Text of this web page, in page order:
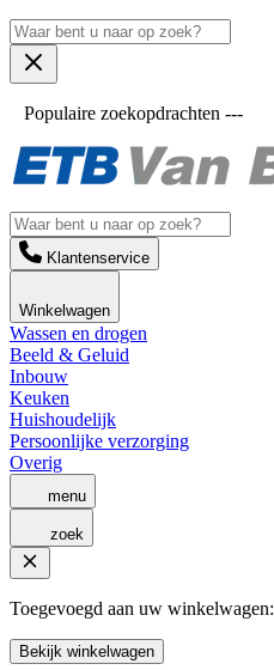
Populaire zoekopdrachten ---
Klantenservice
Winkelwagen
Wassen en drogen
Beeld & Geluid
Inbouw
Keuken
Huishoudelijk
Persoonlijke verzorging
Overig
menu
zoek
Toegevoegd aan uw winkelwagen:
Bekijk winkelwagen